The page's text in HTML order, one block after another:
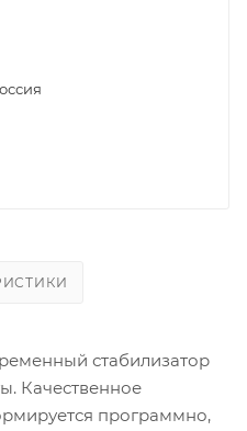
стабилизатор
Качественное
программно,